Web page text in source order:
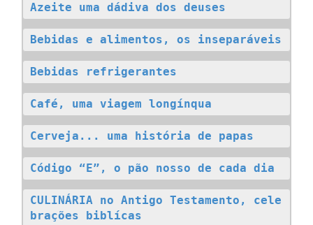
Azeite uma dádiva dos deuses
Bebidas e alimentos, os inseparáveis
Bebidas refrigerantes
Café, uma viagem longínqua
Cerveja... uma história de papas
Código “E”, o pão nosso de cada dia
CULINÁRIA no Antigo Testamento, cele
brações biblícas